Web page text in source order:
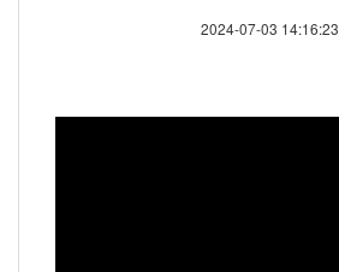
2024-07-03 14:16:23